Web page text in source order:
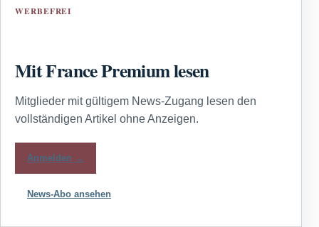
WERBEFREI
Mit France Premium lesen
Mitglieder mit gültigem News-Zugang lesen den
vollständigen Artikel ohne Anzeigen.
Anmelden →
News-Abo ansehen